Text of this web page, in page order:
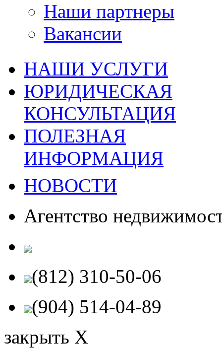
Наши партнеры
Вакансии
НАШИ УСЛУГИ
ЮРИДИЧЕСКАЯ
КОНСУЛЬТАЦИЯ
ПОЛЕЗНАЯ
ИНФОРМАЦИЯ
НОВОСТИ
Агентство
(812) 310-50-06
(904) 514-04-89
закрыть X